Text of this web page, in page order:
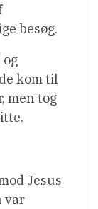
besøg.
kom til
men tog
Jesus
var